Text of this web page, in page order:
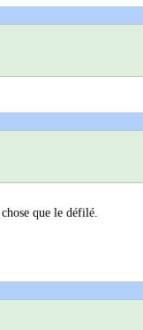
que le défilé.